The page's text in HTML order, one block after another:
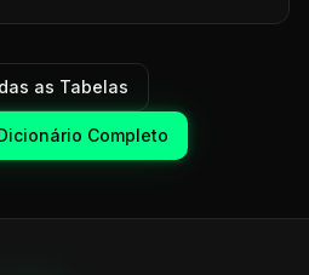
as Tabelas
Completo